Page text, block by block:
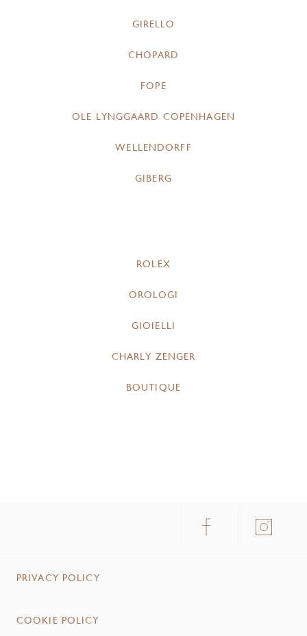
GIRELLO
CHOPARD
FOPE
OLE LYNGGAARD COPENHAGEN
WELLENDORFF
GIBERG
ROLEX
OROLOGI
GIOIELLI
CHARLY ZENGER
BOUTIQUE
PRIVACY POLICY
COOKIE POLICY